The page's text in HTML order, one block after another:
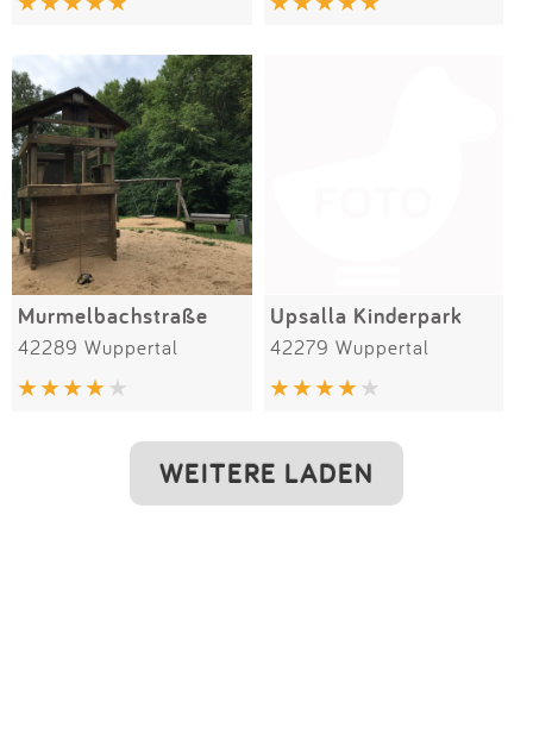
Murmelbachstraße
42289 Wuppertal
Upsalla Kinderpark
42279 Wuppertal
WEITERE LADEN